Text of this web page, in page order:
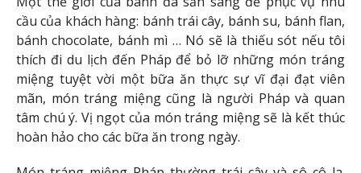
cầu của khách hàng: bánh trái cây, bánh su, bánh flan,
bánh chocolate, bánh mì … Nó sẽ là thiếu sót nếu tôi
thích đi du lịch đến Pháp để bỏ lỡ những món tráng
miệng tuyệt vời một bữa ăn thực sự vĩ đại đạt viên
mãn, món tráng miệng cũng là người Pháp và quan
tâm chú ý. Vị ngọt của món tráng miệng sẽ là kết thúc
hoàn hảo cho các bữa ăn trong ngày.